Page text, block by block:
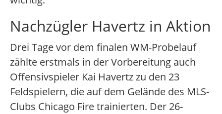
Nachzügler Havertz in Aktion
Drei Tage vor dem finalen WM-Probelauf
zählte erstmals in der Vorbereitung auch
Offensivspieler Kai Havertz zu den 23
Feldspielern, die auf dem Gelände des MLS-
Clubs Chicago Fire trainierten. Der 26-